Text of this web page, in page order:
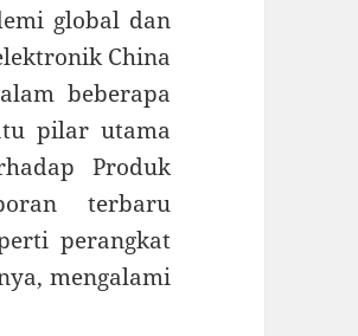
global dan
China
beberapa
pilar utama
Produk
terbaru
perangkat
mengalami